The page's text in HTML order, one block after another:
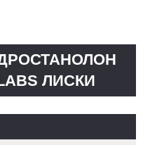
ЛИСКИ